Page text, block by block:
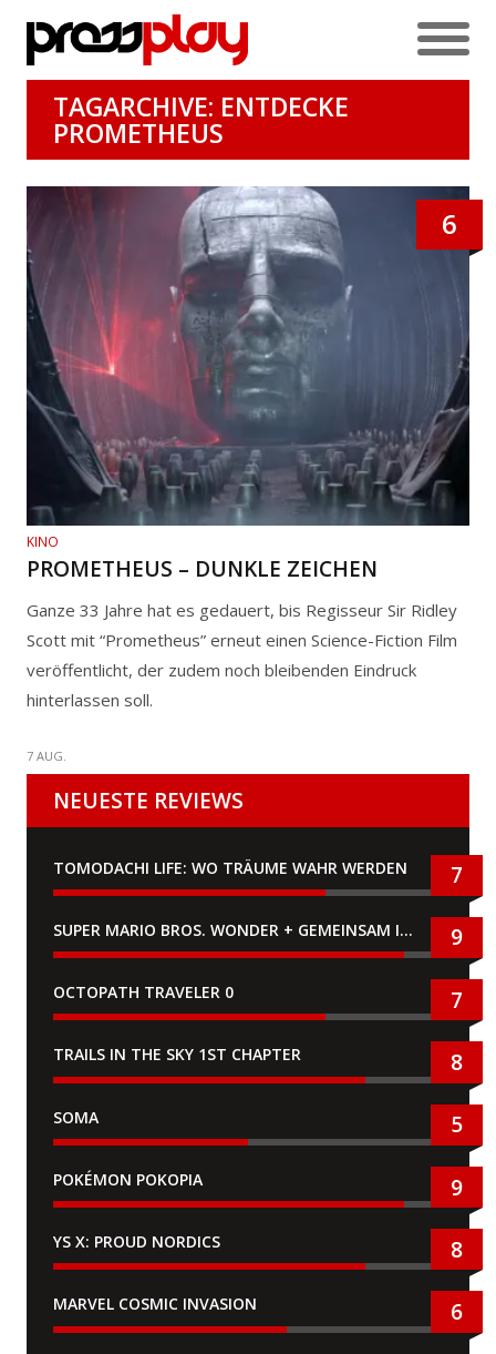
TAGARCHIVE: ENTDECKE
PROMETHEUS
6
KINO
PROMETHEUS – DUNKLE ZEICHEN
Ganze 33 Jahre hat es gedauert, bis Regisseur Sir Ridley
Scott mit “Prometheus” erneut einen Science-Fiction Film
veröffentlicht, der zudem noch bleibenden Eindruck
hinterlassen soll.
7 AUG.
NEUESTE REVIEWS
TOMODACHI LIFE: WO TRÄUME WAHR WERDEN 7
SUPER MARIO BROS. WONDER + GEMEINSAM IM BELLABEL-PARK 9
OCTOPATH TRAVELER 0 7
TRAILS IN THE SKY 1ST CHAPTER 8
SOMA 5
POKÉMON POKOPIA 9
YS X: PROUD NORDICS 8
MARVEL COSMIC INVASION 6